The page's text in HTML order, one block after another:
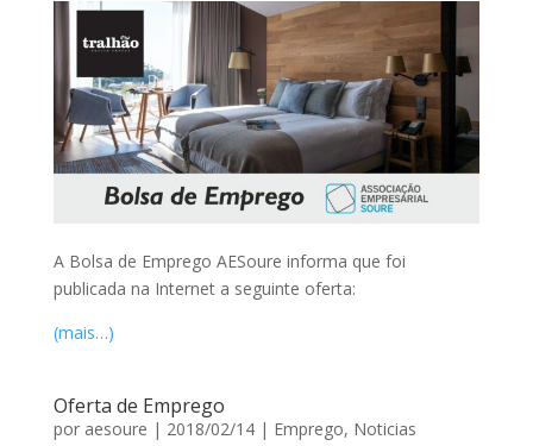
A Bolsa de Emprego AESoure informa que foi
publicada na Internet a seguinte oferta:
(mais…)
Oferta de Emprego
por aesoure | 2018/02/14| Emprego, Noticias